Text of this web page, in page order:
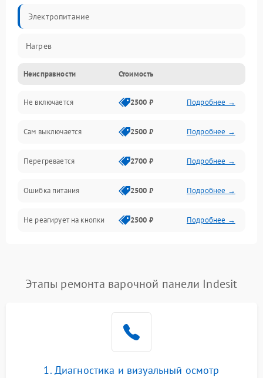
Электропитание
Нагрев
Неисправности Стоимость
Не включается 2500 ₽ Подробнее →
Сам выключается 2500 ₽ Подробнее →
Перегревается 2700 ₽ Подробнее →
Ошибка питания 2500 ₽ Подробнее →
Не реагирует на кнопки 2500 ₽ Подробнее →
Этапы ремонта варочной панели Indesit
1. Диагностика и визуальный осмотр